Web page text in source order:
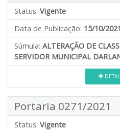
Status: Vigente
Data de Publicação: 15/10/2021
Súmula: ALTERAÇÃO DE
SERVIDOR MUNICIPAL
Portaria 0271/2021
Status: Vigente